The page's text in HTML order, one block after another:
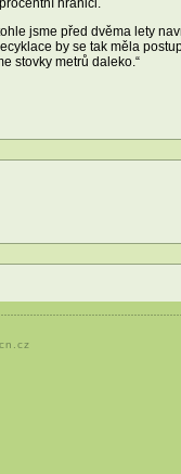
jsme před dvěma lety
by se tak měla
stovky metrů daleko.“